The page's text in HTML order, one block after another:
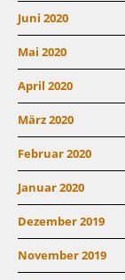
Juni 2020
Mai 2020
April 2020
März 2020
Februar 2020
Januar 2020
Dezember 2019
November 2019